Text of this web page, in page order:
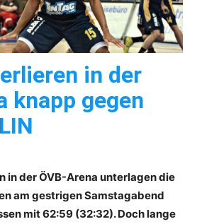
in der
knapp gegen
in der ÖVB-Arena unterlagen die
am gestrigen Samstagabend
mit 62:59 (32:32). Doch lange